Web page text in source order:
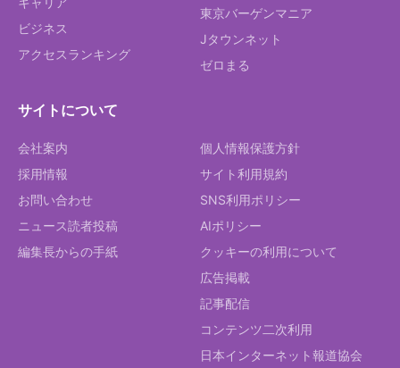
ビジネス
アクセスランキング
東京バーゲンマニア
Jタウンネット
ゼロまる
サイトについて
会社案内
採用情報
お問い合わせ
ニュース読者投稿
編集長からの手紙
個人情報保護方針
サイト利用規約
SNS利用ポリシー
AIポリシー
クッキーの利用について
広告掲載
記事配信
コンテンツ二次利用
日本インターネット報道協会